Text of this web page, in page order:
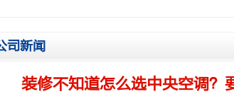
司新闻
装修不知道怎么选中央空调？